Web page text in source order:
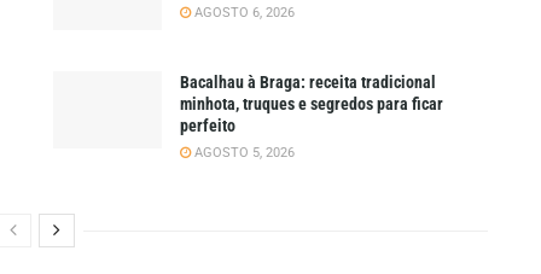
AGOSTO 6, 2026
Bacalhau à Braga: receita tradicional
minhota, truques e segredos para ficar
perfeito
AGOSTO 5, 2026